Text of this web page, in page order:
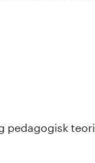
pedagogisk teori